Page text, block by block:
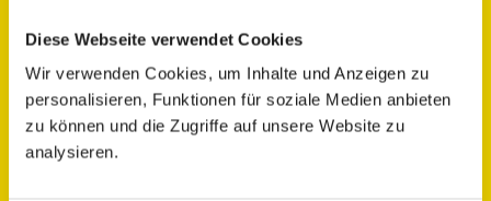
Diese Webseite verwendet Cookies
Wir verwenden Cookies, um Inhalte und Anzeigen zu
personalisieren, Funktionen für soziale Medien anbieten
zu können und die Zugriffe auf unsere Website zu
analysieren.
mein Fahrzeug diagnostizieren lassen
meine Mitgliedsvorteile kennen lernen
in den Urlaub fahren